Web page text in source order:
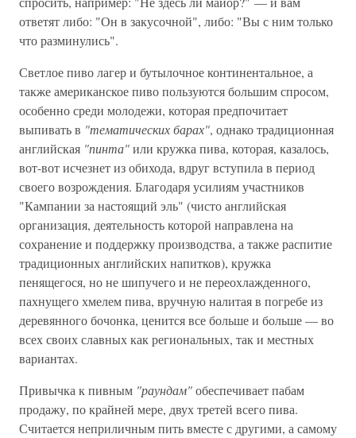
ответят либо: "Он в закусочной", либо: "Вы с ним только
что разминулись".
Светлое пиво лагер и бутылочное континентальное, а
также американское пиво пользуются большим спросом,
особенно среди молодежи, которая предпочитает
выпивать в "тематических барах", однако традиционная
английская "пинта"или кружка пива, которая, казалось,
вот-вот исчезнет из обихода, вдруг вступила в период
своего возрождения. Благодаря усилиям участников
"Кампании за настоящий эль" (чисто английская
организация, деятельность которой направлена на
сохранение и поддержку производства, а также распитие
традиционных английских напитков), кружка
пенящегося, но не шипучего и не переохлажденного,
пахнущего хмелем пива, вручную налитая в погребе из
деревянного бочонка, ценится все больше и больше — во
всех своих славных как региональных, так и местных
вариантах.
Привычка к пивным "раундам"обеспечивает пабам
продажу, по крайней мере, двух третей всего пива.
Считается неприличным пить вместе с другими, а самому